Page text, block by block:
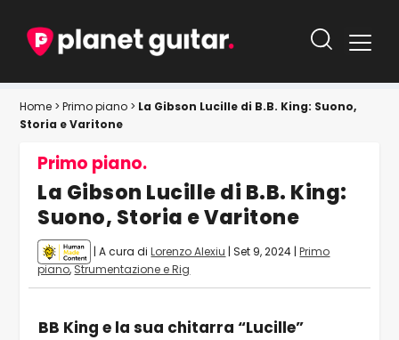
Home >Primo piano > La Gibson Lucille di B.B. King: Suono,
Storia e Varitone
Primo piano.
La Gibson Lucille di B.B. King:
Suono, Storia e Varitone
| A cura diLorenzo Alexiu |Set 9, 2024 |Primo
piano,Strumentazione e Rig
BB King e la sua chitarra “Lucille”